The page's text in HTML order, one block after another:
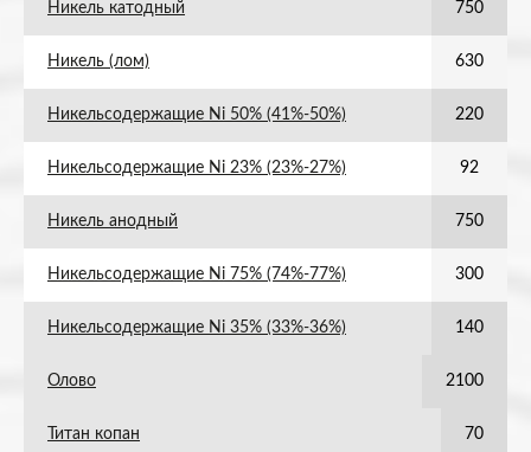
Никель катодный 750
Никель (лом) 630
Никельсодержащие Ni 50% (41%-50%) 220
Никельсодержащие Ni 23% (23%-27%) 92
Никель анодный 750
Никельсодержащие Ni 75% (74%-77%) 300
Никельсодержащие Ni 35% (33%-36%) 140
Олово 2100
Титан копан 70